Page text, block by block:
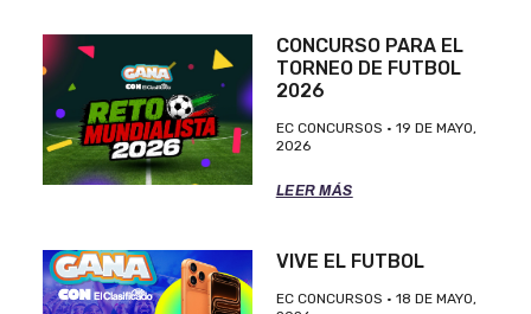
CONCURSO PARA EL
TORNEO DE FUTBOL
2026
EC CONCURSOS
19 DE MAYO,
2026
LEER MÁS
VIVE EL FUTBOL
EC CONCURSOS
18 DE MAYO,